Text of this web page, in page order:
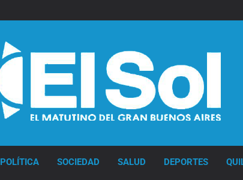
POLÍTICA SOCIEDAD SALUD DEPORTES